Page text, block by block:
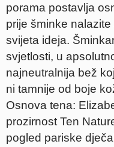
porama postavlja
prije šminke
svijeta ideja.
svjetlosti, u
najneutralnija bež
ni tamnije od boje
Osnova tena:
prozirnost Ten
pogled pariske